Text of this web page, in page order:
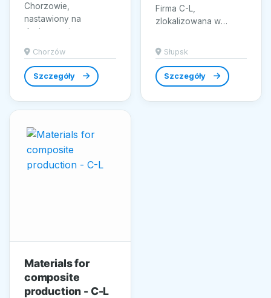
Chorzowie,
nastawiony na
dostarczanie
materiałów...
Chorzów
Szczegóły
Firma C-L,
zlokalizowana w
się w dostarczaniu
najwyższej jakości
materiałów do...
Słupsk
Szczegóły
Materials for
composite
production - C-L